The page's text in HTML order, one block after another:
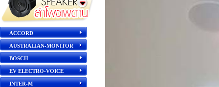
ACCORD
AUSTRALIAN-MONITOR
BOSCH
EV ELECTRO-VOICE
INTER-M